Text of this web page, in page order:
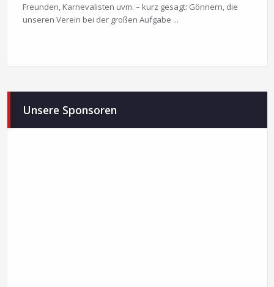
Freunden, Karnevalisten uvm. – kurz gesagt: Gönnern, die
unseren Verein bei der großen Aufgabe ...
Unsere Sponsoren